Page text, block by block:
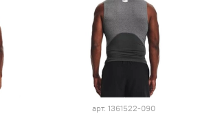
арт. 1361522-090